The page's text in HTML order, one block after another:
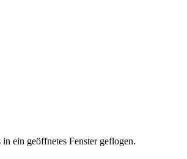
ein geöffnetes Fenster geflogen.